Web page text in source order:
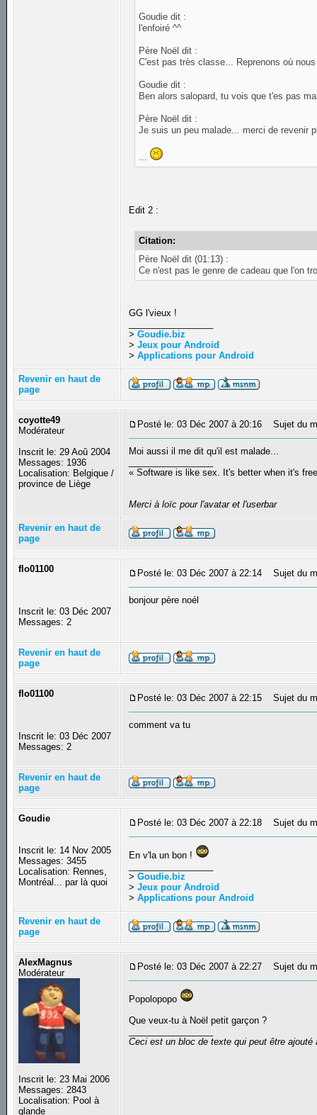
Goudie dit :
l'enfoiré ^^
Père Noël dit :
C'est pas très classe... Reprenons où
Goudie dit :
Ben alors salopard, tu vois que t'es pas
Père Noël dit :
Je suis un peu malade... merci de revenir
...
Edit 2 :
Citation:
Père Noël dit (01:13) :
Ce n'est pas le genre de cadeau que l'on
GG l'vieux !
>Goudie.biz
>Jeux pour Android
>Applications pour Android
Revenir en haut de
page
coyotte49
Modérateur
Inscrit le: 29 Aoû 2004
Messages: 1936
Localisation: Belgique /
province de Liège
Posté le: 03 Déc 2007 à 20:16 Sujet du
Moi aussi il me dit qu'il est malade...
« Software is like sex. It's better when it's
Merci à loïc pour l'avatar et l'userbar
Revenir en haut de
page
flo01100
Inscrit le: 03 Déc 2007
Messages: 2
Posté le: 03 Déc 2007 à 22:14 Sujet du
bonjour père noél
Revenir en haut de
page
flo01100
Inscrit le: 03 Déc 2007
Messages: 2
Posté le: 03 Déc 2007 à 22:15 Sujet du
comment va tu
Revenir en haut de
page
Goudie
Inscrit le: 14 Nov 2005
Messages: 3455
Localisation: Rennes,
Montréal... par là quoi
Posté le: 03 Déc 2007 à 22:18 Sujet du
En v'la un bon !
>Goudie.biz
>Jeux pour Android
>Applications pour Android
Revenir en haut de
page
AlexMagnus
Modérateur
Inscrit le: 23 Mai 2006
Messages: 2843
Localisation: Pool à
glande
Posté le: 03 Déc 2007 à 22:27 Sujet du
Popolopopo
Que veux-tu à Noël petit garçon ?
Ceci est un bloc de texte qui peut être